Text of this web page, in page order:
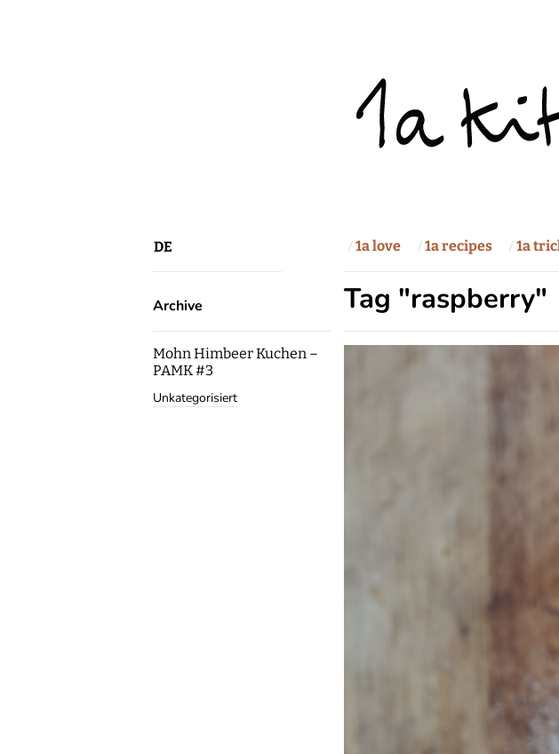
DE 1a love 1a recipes 1a
Archive Tag "raspberry"
Mohn Himbeer Kuchen –
PAMK #3
Unkategorisiert